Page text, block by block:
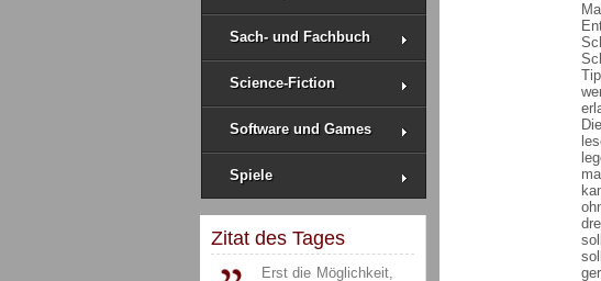
Sach- und Fachbuch
Science-Fiction
Software und Games
Spiele
Zitat des Tages
Erst die Möglichkeit,